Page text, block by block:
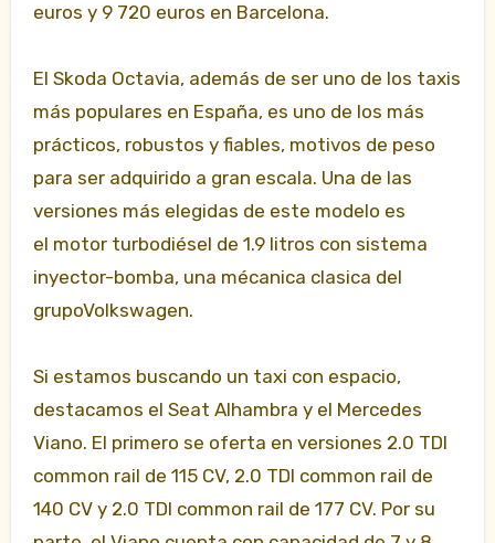
euros y 9 720 euros en Barcelona.
El Skoda Octavia, además de ser uno de los taxis
más populares en España, es uno de los más
prácticos, robustos y fiables, motivos de peso
para ser adquirido a gran escala. Una de las
versiones más elegidas de este modelo es
el motor turbodiésel de 1.9 litros con sistema
inyector-bomba, una mécanica clasica del
grupoVolkswagen.
Si estamos buscando un taxi con espacio,
destacamos el Seat Alhambra y el Mercedes
Viano. El primero se oferta en versiones 2.0 TDI
common rail de 115 CV, 2.0 TDI common rail de
140 CV y 2.0 TDI common rail de 177 CV. Por su